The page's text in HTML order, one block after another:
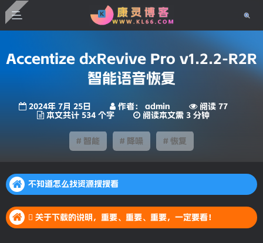
Accentize dxRevive Pro v1.2.2-R2R
智能语音恢复
2024年 7月 25日 作者： admin
阅读 77
本文共计 534 个字
阅读本文需 3 分钟
# 智能 # 降噪
# 恢复
不知道怎么找资源搜搜看
不知道怎么找资源搜搜看
不知道怎么找资源搜搜看
 关于下载的说明，重要、重要、重要，一定要看！
 关于下载的说明，重要、重要、重要，一定要看！
 关于下载的说明，重要、重要、重要，一定要看！